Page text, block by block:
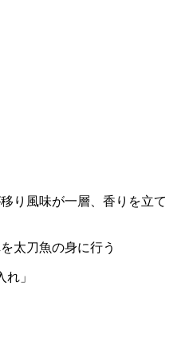
り風味が一層、香りを立て
太刀魚の身に行う
れ」